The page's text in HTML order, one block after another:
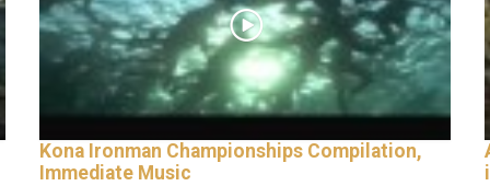
Kona Ironman Championships Compilation,
Immediate Music